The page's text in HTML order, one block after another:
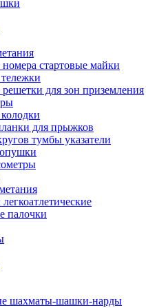
стартовые майки
для зон приземления
для прыжков
тумбы указатели
палочки
шахматы-шашки-нарды